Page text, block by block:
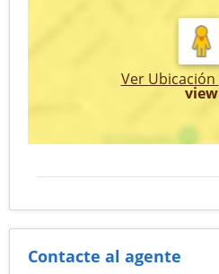
Ver Ubicación
view
Contacte al agente